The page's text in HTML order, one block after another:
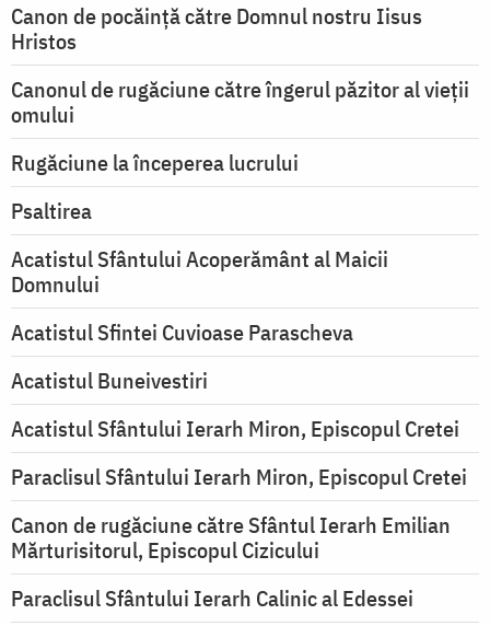
Canon de pocăință către Domnul nostru Iisus
Hristos
Canonul de rugăciune către îngerul păzitor al vieții
omului
Rugăciune la începerea lucrului
Psaltirea
Acatistul Sfântului Acoperământ al Maicii
Domnului
Acatistul Sfintei Cuvioase Parascheva
Acatistul Buneivestiri
Acatistul Sfântului Ierarh Miron, Episcopul Cretei
Paraclisul Sfântului Ierarh Miron, Episcopul Cretei
Canon de rugăciune către Sfântul Ierarh Emilian
Mărturisitorul, Episcopul Cizicului
Paraclisul Sfântului Ierarh Calinic al Edessei